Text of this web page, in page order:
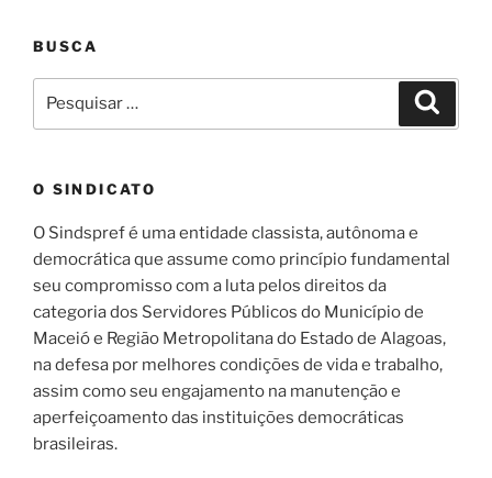
BUSCA
por:
O SINDICATO
O Sindspref é uma entidade classista, autônoma e
democrática que assume como princípio fundamental
seu compromisso com a luta pelos direitos da
categoria dos Servidores Públicos do Município de
Maceió e Região Metropolitana do Estado de Alagoas,
na defesa por melhores condições de vida e trabalho,
assim como seu engajamento na manutenção e
aperfeiçoamento das instituições democráticas
brasileiras.